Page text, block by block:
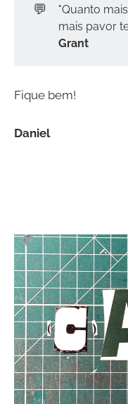
💬
"Quanto
mais pavor
Grant
Fique bem!
Daniel